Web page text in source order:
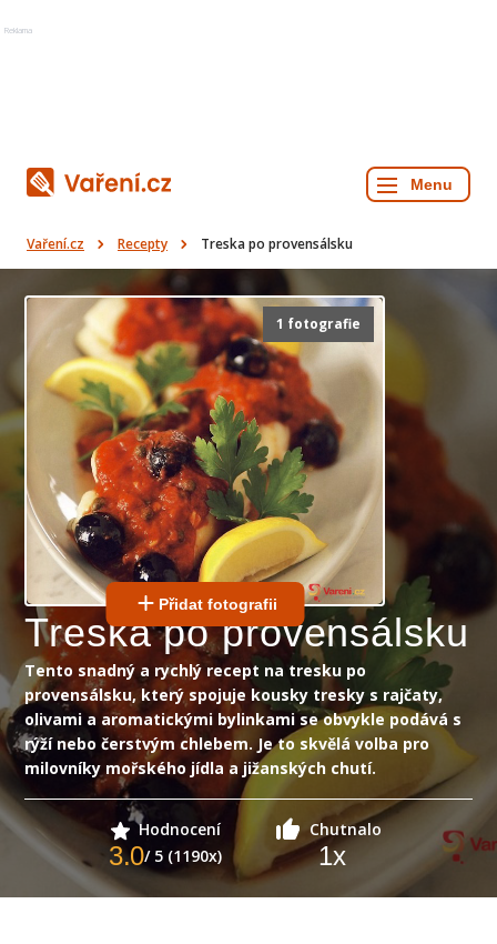
Reklama
Vaření.cz Recepty Treska po provensálsku
1 fotografie
Přidat fotografii
Treska po provensálsku
Tento snadný a rychlý recept na tresku po
provensálsku, který spojuje kousky tresky s rajčaty,
olivami a aromatickými bylinkami se obvykle podává s
rýží nebo čerstvým chlebem. Je to skvělá volba pro
milovníky mořského jídla a jižanských chutí.
Hodnocení
3.0/ 5 (1190x)
Chutnalo
1x